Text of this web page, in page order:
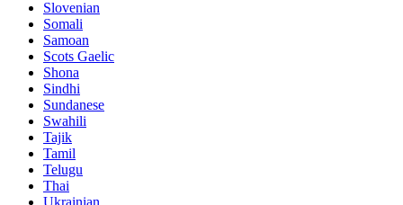
Slovenian
Somali
Samoan
Scots Gaelic
Shona
Sindhi
Sundanese
Swahili
Tajik
Tamil
Telugu
Thai
Ukrainian